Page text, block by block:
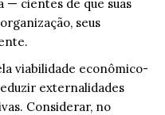
— cientes de que suas
seus
viabilidade econômico-
externalidades
Considerar, no